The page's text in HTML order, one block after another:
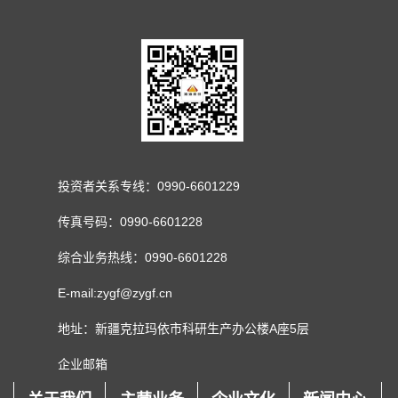
投资者关系专线：0990-6601229
传真号码：0990-6601228
综合业务热线：0990-6601228
E-mail:zygf@zygf.cn
地址：新疆克拉玛依市科研生产办公楼A座5层
企业邮箱